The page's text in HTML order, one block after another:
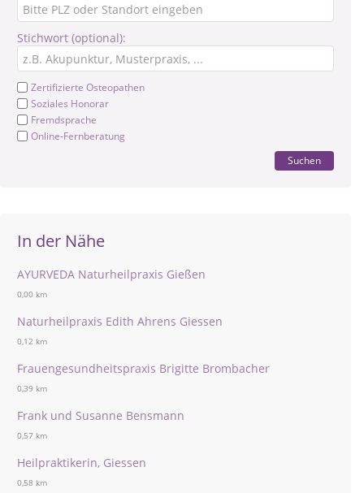
Stichwort (optional):
Zertifizierte Osteopathen
Soziales Honorar
Fremdsprache
Online-Fernberatung
Suchen
In der Nähe
AYURVEDA Naturheilpraxis Gießen
0,00 km
Naturheilpraxis Edith Ahrens Giessen
0,12 km
Frauengesundheitspraxis Brigitte Brombacher
0,39 km
Frank und Susanne Bensmann
0,57 km
Heilpraktikerin, Giessen
0,58 km